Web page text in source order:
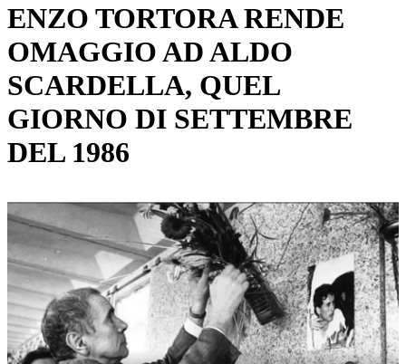
ENZO TORTORA RENDE
OMAGGIO AD ALDO
SCARDELLA, QUEL
GIORNO DI SETTEMBRE
DEL 1986